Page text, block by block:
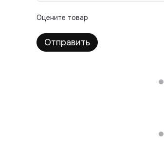
Оцените товар
Отправить